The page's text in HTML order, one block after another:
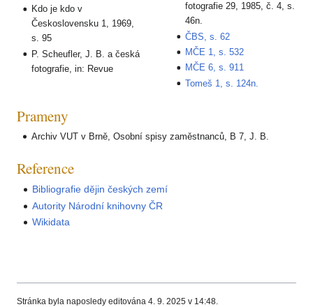
Kdo je kdo v
Československu 1, 1969,
s. 95
P. Scheufler, J. B. a česká
fotografie, in: Revue
fotografie 29, 1985, č. 4, s.
46n.
ČBS, s. 62
MČE 1, s. 532
MČE 6, s. 911
Tomeš 1, s. 124n.
Prameny
Archiv VUT v Brně, Osobní spisy zaměstnanců, B 7, J. B.
Reference
Bibliografie dějin českých zemí
Autority Národní knihovny ČR
Wikidata
Stránka byla naposledy editována 4. 9. 2025 v 14:48.